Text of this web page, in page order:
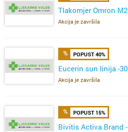
Tlakomjer Omron
Akcija je završila
POPUST 40%
Eucerin sun linija -
Akcija je završila
POPUST 15%
Bivitis Activa Brand -